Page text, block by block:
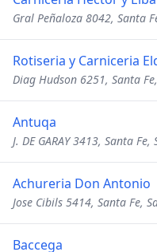
Gral Peñaloza 8042, Santa
Rotiseria y Carniceria
Diag Hudson 6251, Santa
Antuqa
J. DE GARAY 3413, Santa Fe,
Achureria Don Antonio
Jose Cibils 5414, Santa Fe,
Baccega